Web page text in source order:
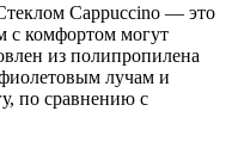
Cappuccino — это
с комфортом могут
из полипропилена
лучам и
по сравнению с